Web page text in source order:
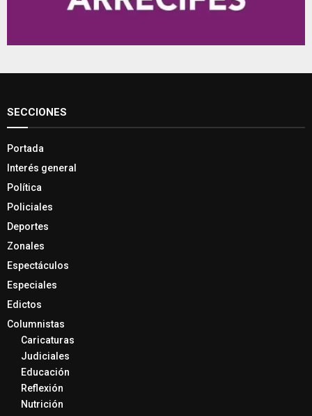
SECCIONES
Portada
Interés general
Política
Policiales
Deportes
Zonales
Espectáculos
Especiales
Edictos
Columnistas
Caricaturas
Judiciales
Educación
Reflexión
Nutrición